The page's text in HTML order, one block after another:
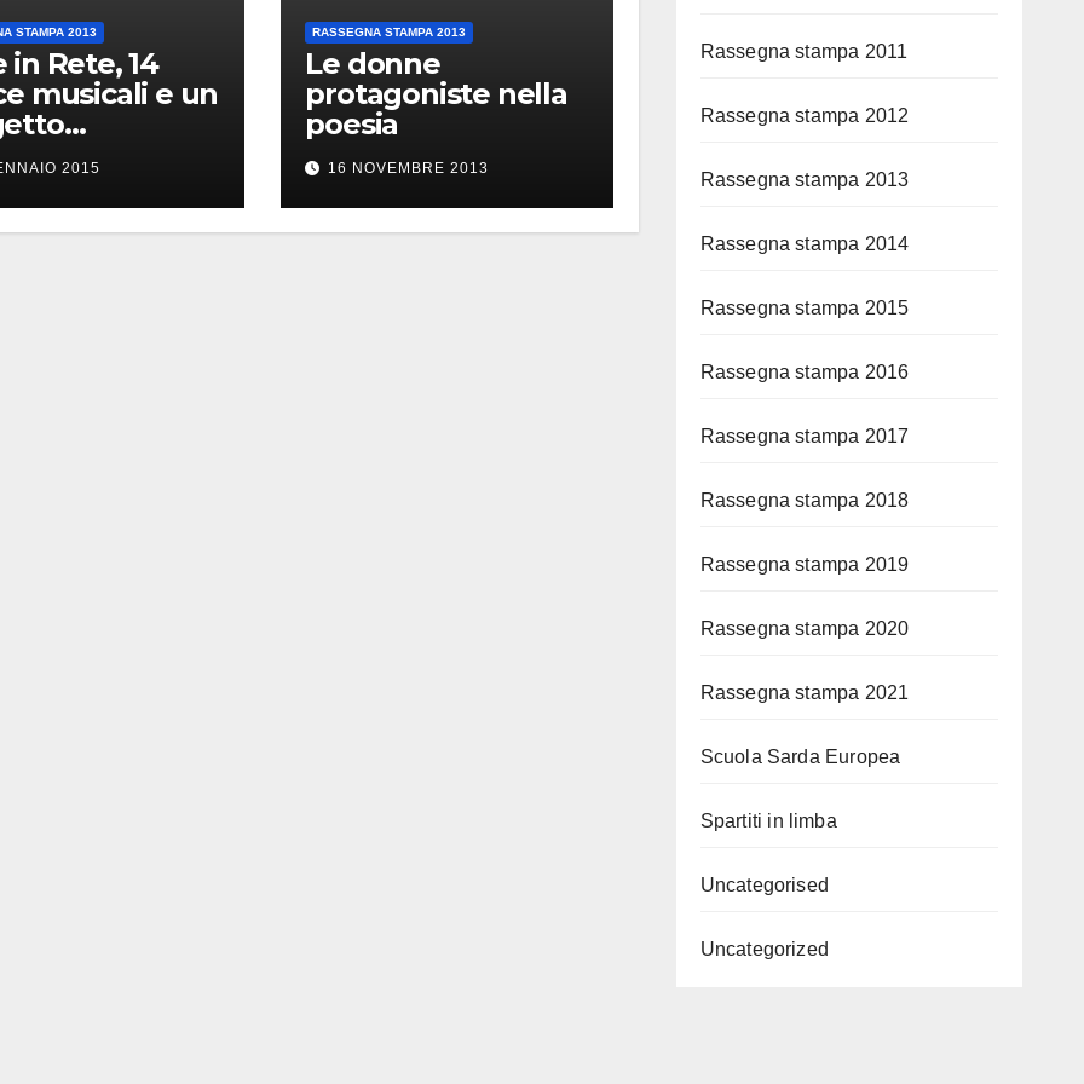
STAMPA 2013
in Rete, 14
musicali e un
di
2015
RASSEGNA STAMPA 2013
Le donne
protagoniste nella
poesia
16 NOVEMBRE 2013
Rassegna stampa 2011
Rassegna stampa 2012
Rassegna stampa 2013
Rassegna stampa 2014
Rassegna stampa 2015
Rassegna stampa 2016
Rassegna stampa 2017
Rassegna stampa 2018
Rassegna stampa 2019
Rassegna stampa 2020
Rassegna stampa 2021
Scuola Sarda Europea
Spartiti in limba
Uncategorised
Uncategorized